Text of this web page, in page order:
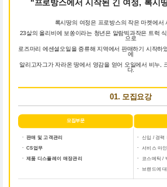
"프로방스에서 시작된 긴 여정, 록시
록시땅의 여정은 프로방스의 작은 마켓에서
23살의 올리비에 보쏭이라는 청년은 알람빅과작은 트럭
으로
로즈마리 에센셜오일을 증류해 지역에서 판매하기 시작하
에
알리고자그가 자라온 땅에서 영감을 얻어 오일에서 비누,
다.
01. 모집요강
모집부문
ㆍ 판매 및 고객관리
ㆍ CS업무
ㆍ 제품 디스플레이 매장관리
ㆍ
신입 / 경력
ㆍ
서비스 마
ㆍ
코스메틱 /
ㆍ
브랜드에